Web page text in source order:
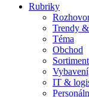
Rubriky
Trendy
Téma
Obchod
Sortiment
IT &